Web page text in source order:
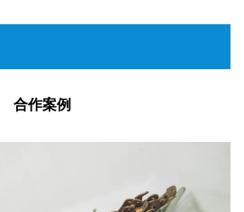
合作案例